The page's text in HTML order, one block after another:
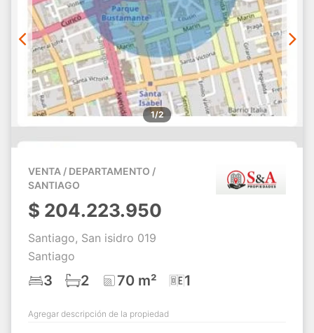
1/2
VENTA / DEPARTAMENTO /
SANTIAGO
$ 204.223.950
Santiago, San isidro 019
Santiago
3 2 70 m² 1
Agregar descripción de la propiedad